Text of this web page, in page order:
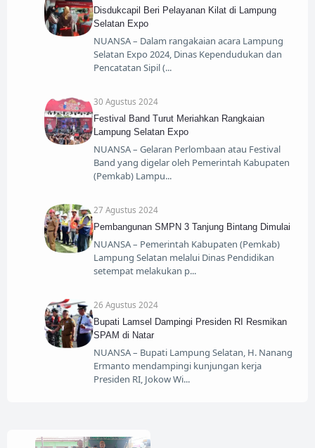
Disdukcapil Beri Pelayanan Kilat di Lampung
Selatan Expo
NUANSA – Dalam rangakaian acara Lampung
Selatan Expo 2024, Dinas Kependudukan dan
Pencatatan Sipil (
30 Agustus 2024
Festival Band Turut Meriahkan Rangkaian
Lampung Selatan Expo
NUANSA – Gelaran Perlombaan atau Festival
Band yang digelar oleh Pemerintah Kabupaten
(Pemkab) Lampu
27 Agustus 2024
Pembangunan SMPN 3 Tanjung Bintang Dimulai
NUANSA – Pemerintah Kabupaten (Pemkab)
Lampung Selatan melalui Dinas Pendidikan
setempat melakukan p
26 Agustus 2024
Bupati Lamsel Dampingi Presiden RI Resmikan
SPAM di Natar
NUANSA – Bupati Lampung Selatan, H. Nanang
Ermanto mendampingi kunjungan kerja
Presiden RI, Jokow Wi